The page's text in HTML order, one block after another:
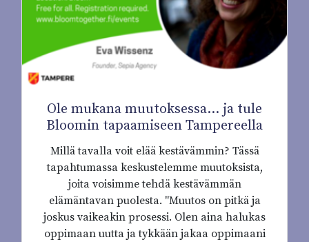
Ole mukana muutoksessa... ja tule
Bloomin tapaamiseen Tampereella
Millä tavalla voit elää kestävämmin? Tässä
tapahtumassa keskustelemme muutoksista,
joita voisimme tehdä kestävämmän
elämäntavan puolesta. "Muutos on pitkä ja
joskus vaikeakin prosessi. Olen aina halukas
oppimaan uutta ja tykkään jakaa oppimaani